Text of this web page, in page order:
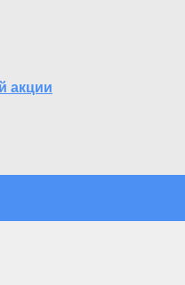
акции